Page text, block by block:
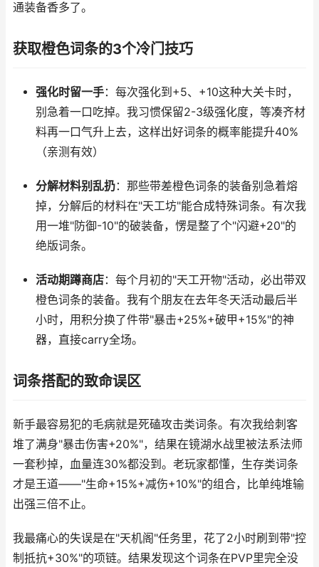
通装备香多了。
获取橙色词条的3个冷门技巧
强化时留一手：每次强化到+5、+10这种大关卡时，
别急着一口吃掉。我习惯保留2-3级强化度，等凑齐材
料再一口气升上去，这样出好词条的概率能提升40%
（亲测有效）
分解材料别乱扔：那些带差橙色词条的装备别急着熔
掉，分解后的材料在"天工坊"能合成特殊词条。有次我
用一堆"防御-10"的破装备，愣是整了个"闪避+20"的
绝版词条。
活动期蹲商店：每个月初的"天工开物"活动，必出带双
橙色词条的装备。我有个朋友在去年冬天活动最后半
小时，用积分换了件带"暴击+25%+破甲+15%"的神
器，直接carry全场。
词条搭配的致命误区
新手最容易犯的毛病就是死磕攻击类词条。有次我给刺客
堆了满身"暴击伤害+20%"，结果在镜湖水战里被法系法师
一套秒掉，血量连30%都没到。老玩家都懂，生存类词条
才是王道——"生命+15%+减伤+10%"的组合，比单纯堆输
出强三倍不止。
我最痛心的失误是在"天机阁"任务里，花了2小时刷到带"控
制抵抗+30%"的项链。结果发现这个词条在PVP里完全没